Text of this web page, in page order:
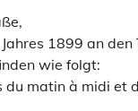
1899 an den
wie folgt:
matin à midi et